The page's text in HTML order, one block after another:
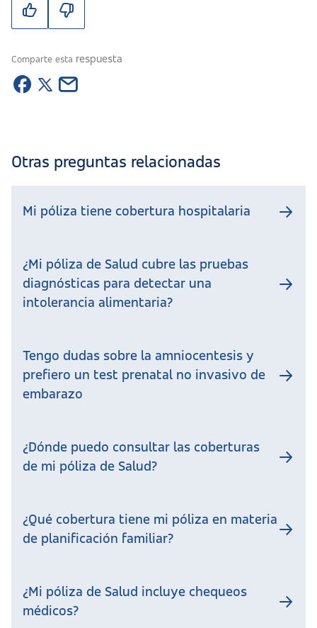
Comparte esta respuesta
Otras preguntas relacionadas
Mi póliza tiene cobertura hospitalaria
¿Mi póliza de Salud cubre las pruebas
diagnósticas para detectar una
intolerancia alimentaria?
Tengo dudas sobre la amniocentesis y
prefiero un test prenatal no invasivo de
embarazo
¿Dónde puedo consultar las coberturas
de mi póliza de Salud?
¿Qué cobertura tiene mi póliza en materia
de planificación familiar?
¿Mi póliza de Salud incluye chequeos
médicos?